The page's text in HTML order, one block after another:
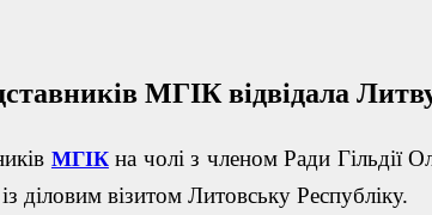
МГІК відвідала
МГІКна чолі з членом Ради Гільдії
діловим візитом Литовську Республіку.